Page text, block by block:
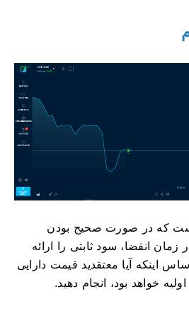
است که در صورت صحیح بودن
انقضا، سود ثابتی را ارائه
اینکه آیا معتقدید قیمت دارایی
اولیه خواهد بود، انجام دهید.